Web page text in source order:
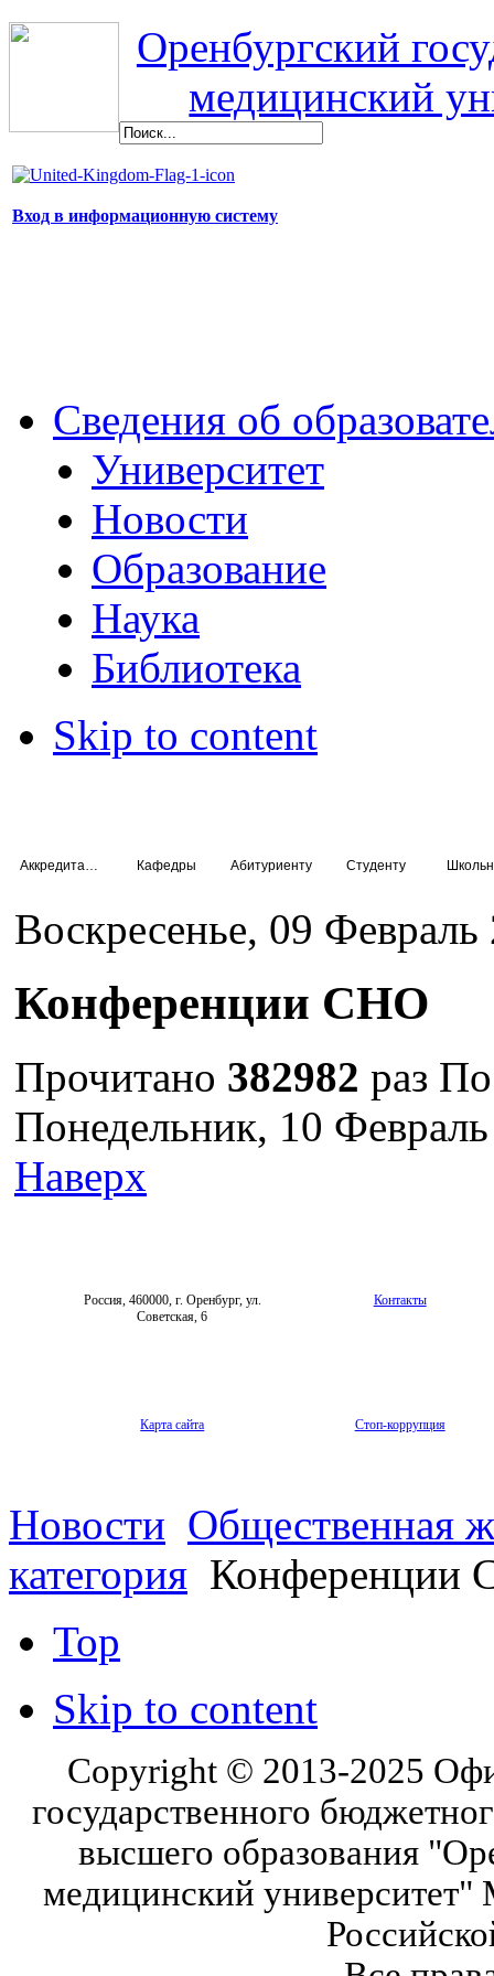
Оренбургский
медицинский
Вход в информационную систему
Сведения об
Университет
Новости
Образование
Наука
Библиотека
Skip to content
Кафедры Абитуриенту Студенту
Воскресенье, 09
Конференции СНО
Прочитано 382982 раз
Понедельник, 10
Наверх
Россия, 460000, г. Оренбург, ул.
Советская, 6
Контакты
Карта сайта Стоп-коррупция
Новости Общественная
категория Конференции
Top
Skip to content
Copyright © 2013-2025
государственного
высшего образования
медицинский университет"